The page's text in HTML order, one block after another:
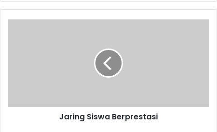
Jaring Siswa Berprestasi